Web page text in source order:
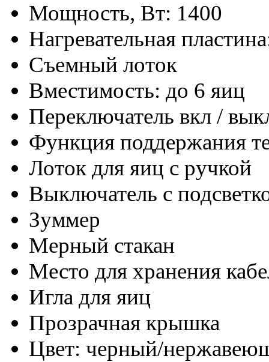
Мощность, Вт: 1400
Нагревательная
Съемный лоток
Вместимость: до 6 яиц
Переключатель вкл /
Функция поддержания
Лоток для яиц с ручкой
Выключатель с
Зуммер
Мерный стакан
Место для хранения
Игла для яиц
Прозрачная крышка
Цвет: черный/